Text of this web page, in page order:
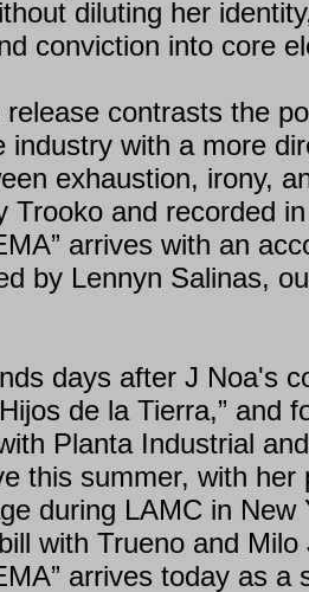
diluting her
conviction into core
release contrasts the
industry with a more
exhaustion, irony,
Trooko and recorded
arrives with an
by Lennyn Salinas,
days after J Noa's
de la Tierra,” and
Planta Industrial
this summer, with her
during LAMC in New
with Trueno and Milo
arrives today as a